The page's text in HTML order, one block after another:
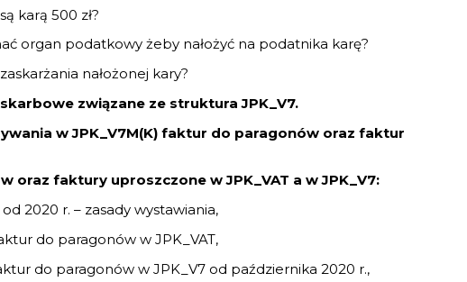
karą 500 zł?
organ podatkowy żeby nałożyć na podatnika karę?
nałożonej kary?
związane ze struktura JPK_V7.
w JPK_V7M(K) faktur do paragonów oraz faktur
oraz faktury uproszczone w JPK_VAT a w JPK_V7:
2020 r. – zasady wystawiania,
do paragonów w JPK_VAT,
do paragonów w JPK_V7 od października 2020 r.,